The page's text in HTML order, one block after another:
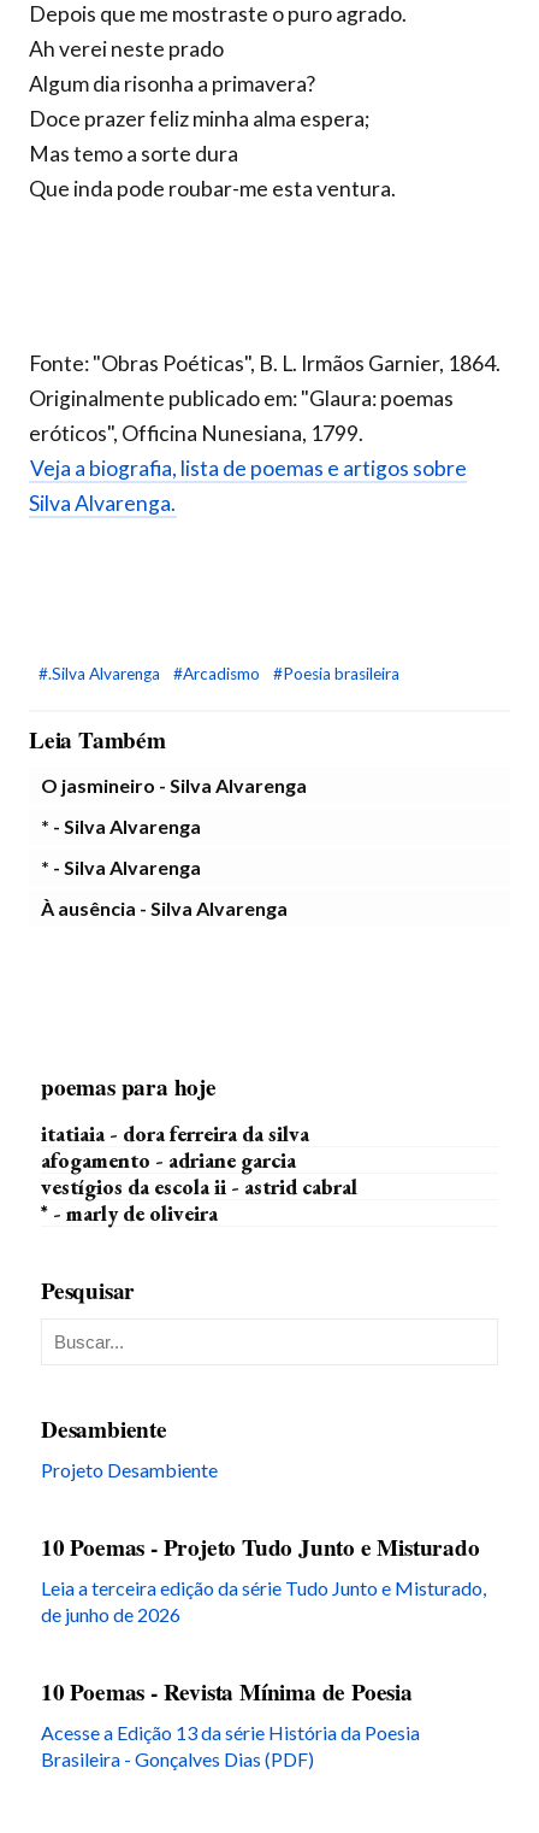
Depois que me mostraste o puro agrado.
Ah verei neste prado
Algum dia risonha a primavera?
Doce prazer feliz minha alma espera;
Mas temo a sorte dura
Que inda pode roubar-me esta ventura.
Fonte: "Obras Poéticas", B. L. Irmãos Garnier, 1864.
Originalmente publicado em: "Glaura: poemas
eróticos", Officina Nunesiana, 1799.
Veja a biografia, lista de poemas e artigos sobre
Silva Alvarenga.
#.Silva Alvarenga #Arcadismo #Poesia brasileira
Leia Também
O jasmineiro - Silva Alvarenga
* - Silva Alvarenga
* - Silva Alvarenga
À ausência - Silva Alvarenga
poemas para hoje
itatiaia - dora ferreira da silva
afogamento - adriane garcia
vestígios da escola ii - astrid cabral
* - marly de oliveira
Pesquisar
Desambiente
Projeto Desambiente
10 Poemas - Projeto Tudo Junto e Misturado
Leia a terceira edição da série Tudo Junto e Misturado,
de junho de 2026
10 Poemas - Revista Mínima de Poesia
Acesse a Edição 13 da série História da Poesia
Brasileira - Gonçalves Dias (PDF)